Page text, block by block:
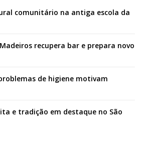
comunitário na antiga escola da
recupera bar e prepara novo
de higiene motivam
e tradição em destaque no São